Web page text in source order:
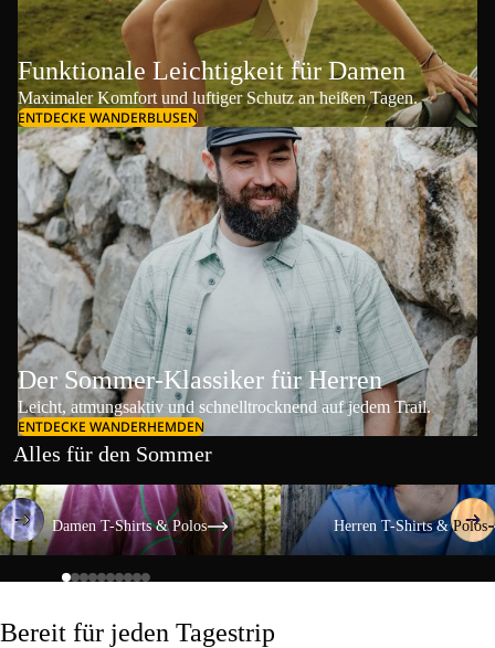
Funktionale Leichtigkeit für Damen
Maximaler Komfort und luftiger Schutz an heißen Tagen.
ENTDECKE WANDERBLUSEN
Der Sommer-Klassiker für Herren
Leicht, atmungsaktiv und schnelltrocknend auf jedem Trail.
ENTDECKE WANDERHEMDEN
Alles für den Sommer
Damen T-Shirts & Polos
Damen T-Shirts & Polos
Herren T-Shirts & Polos
Herren T-Shirts & Polos
Bereit für jeden Tagestrip